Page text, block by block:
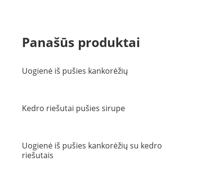
Panašūs produktai
Uogienė iš pušies kankorėžių
Kedro riešutai pušies sirupe
Uogienė iš pušies kankorėžių su kedro
riešutais